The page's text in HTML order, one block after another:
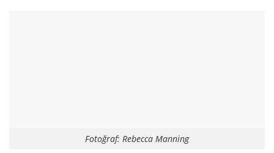
Fotoğraf: Rebecca Manning